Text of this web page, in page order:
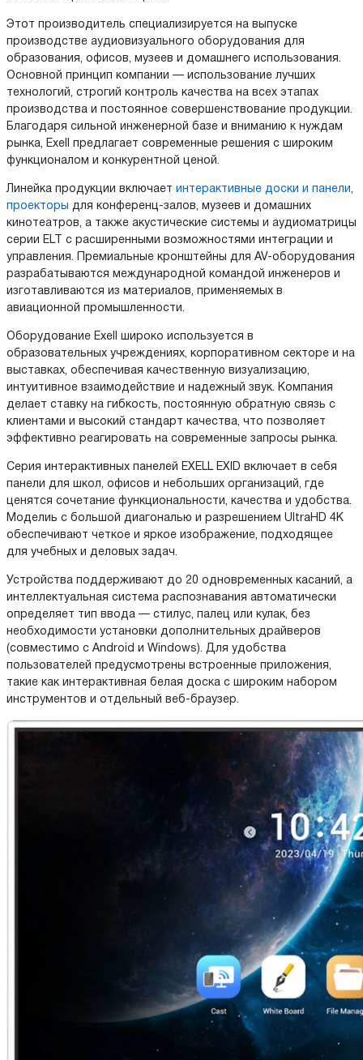
Этот производитель специализируется на выпуске
производстве аудиовизуального оборудования для
образования, офисов, музеев и домашнего использования.
Основной принцип компании — использование лучших
технологий, строгий контроль качества на всех этапах
производства и постоянное совершенствование продукции.
Благодаря сильной инженерной базе и вниманию к нуждам
рынка, Exell предлагает современные решения с широким
функционалом и конкурентной ценой.
Линейка продукции включает интерактивные доски и панели,
проекторы для конференц-залов, музеев и домашних
кинотеатров, а также акустические системы и аудиоматрицы
серии ELT с расширенными возможностями интеграции и
управления. Премиальные кронштейны для AV-оборудования
разрабатываются международной командой инженеров и
изготавливаются из материалов, применяемых в
авиационной промышленности.
Оборудование Exell широко используется в
образовательных учреждениях, корпоративном секторе и на
выставках, обеспечивая качественную визуализацию,
интуитивное взаимодействие и надежный звук. Компания
делает ставку на гибкость, постоянную обратную связь с
клиентами и высокий стандарт качества, что позволяет
эффективно реагировать на современные запросы рынка.
Серия интерактивных панелей EXELL EXID включает в себя
панели для школ, офисов и небольших организаций, где
ценятся сочетание функциональности, качества и удобства.
Моделиь с большой диагональю и разрешением UltraHD 4K
обеспечивают четкое и яркое изображение, подходящее
для учебных и деловых задач.
Устройства поддерживают до 20 одновременных касаний, а
интеллектуальная система распознавания автоматически
определяет тип ввода — стилус, палец или кулак, без
необходимости установки дополнительных драйверов
(совместимо с Android и Windows). Для удобства
пользователей предусмотрены встроенные приложения,
такие как интерактивная белая доска с широким набором
инструментов и отдельный веб-браузер.